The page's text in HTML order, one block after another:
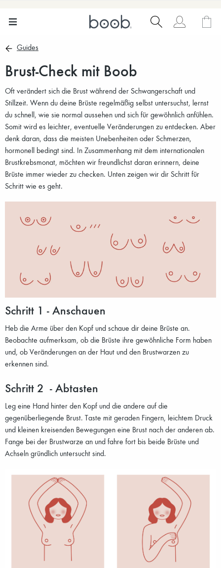
Guides
Brust-Check mit Boob
Oft verändert sich die Brust während der Schwangerschaft und
Stillzeit. Wenn du deine Brüste regelmäßig selbst untersuchst, lernst
du schnell, wie sie normal aussehen und sich für gewöhnlich anfühlen.
Somit wird es leichter, eventuelle Veränderungen zu entdecken. Aber
denk daran, dass die meisten Unebenheiten oder Schmerzen,
hormonell bedingt sind. In Zusammenhang mit dem internationalen
Brustkrebsmonat, möchten wir freundlichst daran erinnern, deine
Brüste immer wieder zu checken. Unten zeigen wir dir Schritt für
Schritt wie es geht.
Schritt 1 - Anschauen
Heb die Arme über den Kopf und schaue dir deine Brüste an.
Beobachte aufmerksam, ob die Brüste ihre gewöhnliche Form haben
und, ob Veränderungen an der Haut und den Brustwarzen zu
erkennen sind.
Schritt 2 - Abtasten
Leg eine Hand hinter den Kopf und die andere auf die
gegenüberliegende Brust. Taste mit geraden Fingern, leichtem Druck
und kleinen kreisenden Bewegungen eine Brust nach der anderen ab.
Fange bei der Brustwarze an und fahre fort bis beide Brüste und
Achseln gründlich untersucht sind.